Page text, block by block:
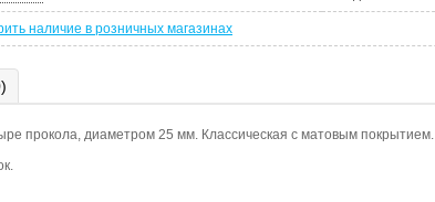
наличие в розничных магазинах
прокола, диаметром 25 мм. Классическая с матовым покрытием.